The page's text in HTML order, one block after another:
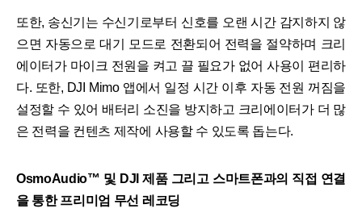
또한, 송신기는 수신기로부터 신호를 오랜 시간 감지하지 않
으면 자동으로 대기 모드로 전환되어 전력을 절약하며 크리
에이터가 마이크 전원을 켜고 끌 필요가 없어 사용이 편리하
다. 또한, DJI Mimo 앱에서 일정 시간 이후 자동 전원 꺼짐을
설정할 수 있어 배터리 소진을 방지하고 크리에이터가 더 많
은 전력을 컨텐츠 제작에 사용할 수 있도록 돕는다.
OsmoAudio™ 및 DJI 제품 그리고 스마트폰과의 직접 연결
을 통한 프리미엄 무선 레코딩